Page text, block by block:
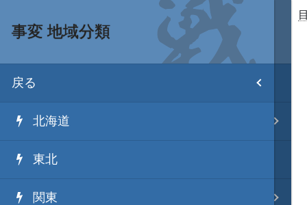
目次
武将 読み一覧
姫 読み一覧
家宝 分類一覧
事変 地域分類
戻る
北海道
東北
関東